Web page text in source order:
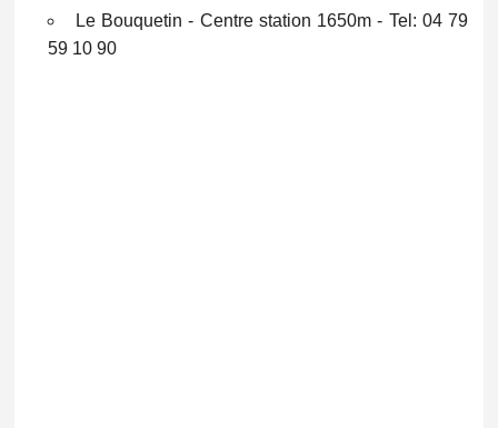
Le Bouquetin - Centre station 1650m - Tel: 04 79
59 10 90